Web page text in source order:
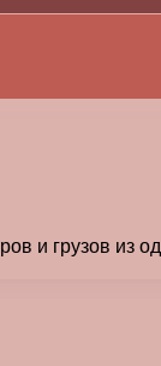
и грузов из